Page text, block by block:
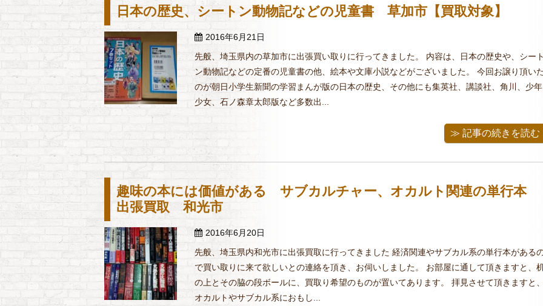
日本の歴史、シートン動物記などの児童書 草加市【買取対象】
2016年6月21日
先般、埼玉県内の草加市に出張買い取りに行ってきました。 内容は、日本の歴史や、シー
ン動物記などの定番の児童書の他、絵本や文庫小説などがございました。 今回お譲り頂い
のが朝日小学生新聞の学習まんが版の日本の歴史、その他にも集英社、講談社、角川、少年
少女、石ノ森章太郎版など多数出...
≫ 記事の続きを読む
趣味の本には価値がある サブカルチャー、オカルト関連の単行本
出張買取 和光市
2016年6月20日
先般、埼玉県内和光市に出張買取に行ってきました 経済関連やサブカル系の単行本がある
で買い取りに来て欲しいとの連絡を頂き、お伺いしました。 お部屋に通して頂きますと、
の上とその脇の段ボールに、買取り希望のものが置いてあります。 拝見させて頂きますと
オカルトやサブカル系におもし...